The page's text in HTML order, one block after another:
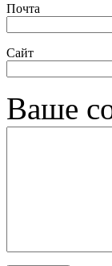
Почта
Сайт
Ваше